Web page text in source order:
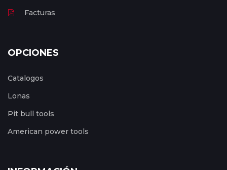
Facturas
OPCIONES
Catalogos
Lonas
Pit bull tools
American power tools